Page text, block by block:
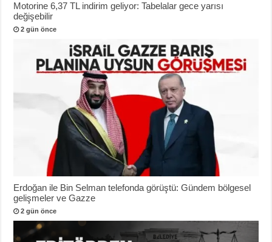
Motorine 6,37 TL indirim geliyor: Tabelalar gece yarısı
değişebilir
2 gün önce
Erdoğan ile Bin Selman telefonda görüştü: Gündem bölgesel
gelişmeler ve Gazze
2 gün önce